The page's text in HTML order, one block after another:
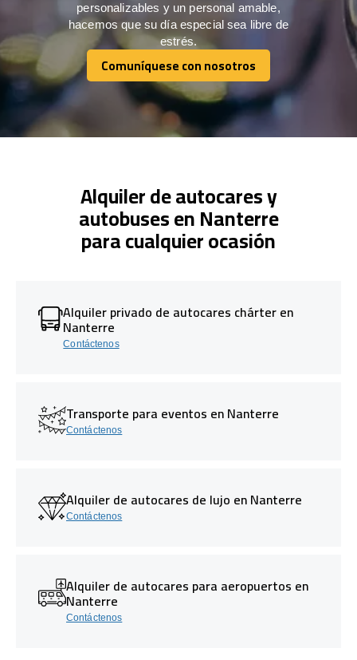
personalizables y un personal amable,
hacemos que su día especial sea libre de
estrés.
Comuníquese con nosotros
Comuníquese con nosotros
Alquiler de autocares y
autobuses en Nanterre
para cualquier ocasión
Alquiler privado de autocares chárter en
Nanterre
Contáctenos
Transporte para eventos en Nanterre
Contáctenos
Alquiler de autocares de lujo en Nanterre
Contáctenos
Alquiler de autocares para aeropuertos en
Nanterre
Contáctenos